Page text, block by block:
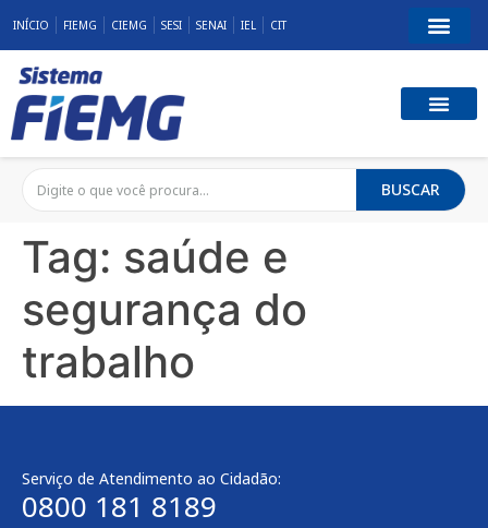
INÍCIO FIEMG CIEMG SESI SENAI IEL CIT
BUSCAR
Tag: saúde e
segurança do
trabalho
Serviço de Atendimento ao Cidadão:
0800 181 8189